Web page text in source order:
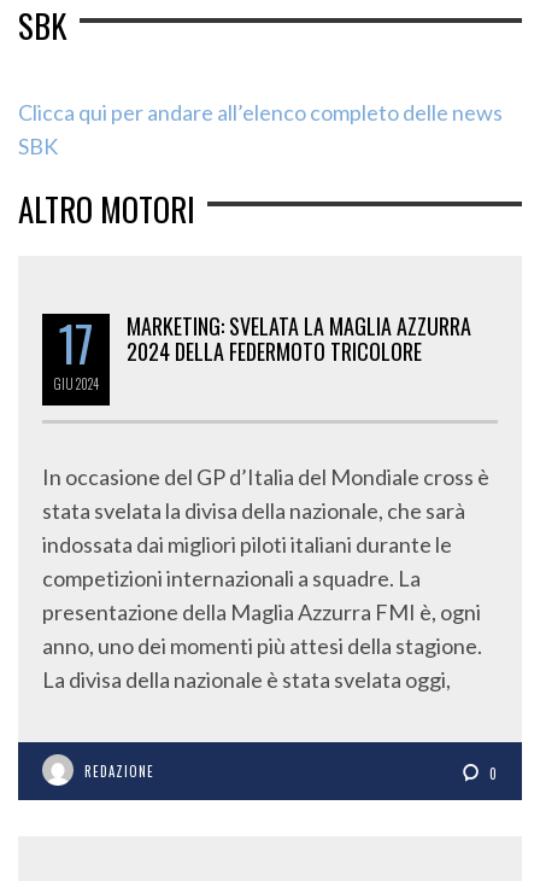
SBK
Clicca qui per andare all’elenco completo delle news
SBK
ALTRO MOTORI
17
GIU2024
MARKETING: SVELATA LA MAGLIA AZZURRA
2024 DELLA FEDERMOTO TRICOLORE
In occasione del GP d’Italia del Mondiale cross è
stata svelata la divisa della nazionale, che sarà
indossata dai migliori piloti italiani durante le
competizioni internazionali a squadre. La
presentazione della Maglia Azzurra FMI è, ogni
anno, uno dei momenti più attesi della stagione.
La divisa della nazionale è stata svelata oggi,
REDAZIONE 0